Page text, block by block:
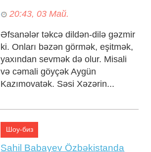
20:43, 03 Май.
Əfsanələr təkcə dildən-dilə gəzmir
ki. Onları bəzən görmək, eşitmək,
yaxından sevmək də olur. Misali
və cəmali göyçək Aygün
Kazımovatək. Səsi Xəzərin...
Шоу-биз
Sahil Babayev Özbəkistanda